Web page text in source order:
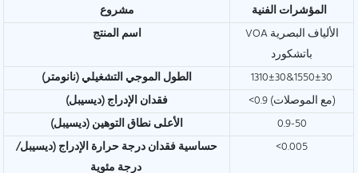
مشروع
اسم المنتج
VOA الألياف البصرية
باتشكورد
الطول الموجي التشغيلي (نانومتر)
1310±30&1550±30
فقدان الإدراج (ديسيبل)
<0.9 (مع الموصلات)
الأعلى نطاق التوهين (ديسيبل)
0.9-50
حساسية فقدان درجة حرارة الإدراج (ديسيبل/
درجة مئوية
<0.005